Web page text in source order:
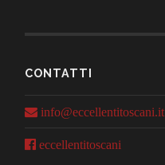
CONTATTI
info@eccellentitoscani.it
eccellentitoscani